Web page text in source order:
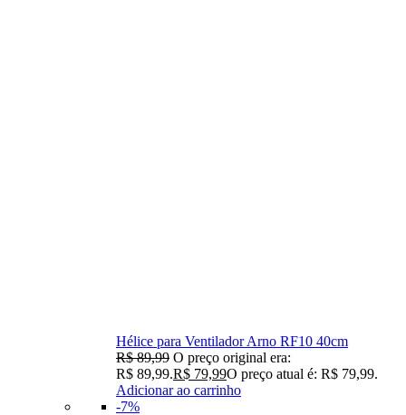
Hélice para Ventilador Arno RF10 40cm
R$89,99 O preço original era:
R$ 89,99.R$ 79,99O preço atual é: R$ 79,99.
Adicionar ao carrinho
-7%